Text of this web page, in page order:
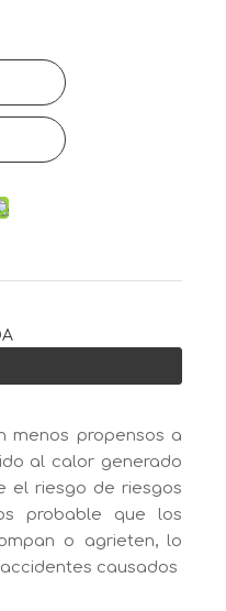
menos propensos a
al calor generado
el riesgo de riesgos
probable que los
o agrieten, lo
causados